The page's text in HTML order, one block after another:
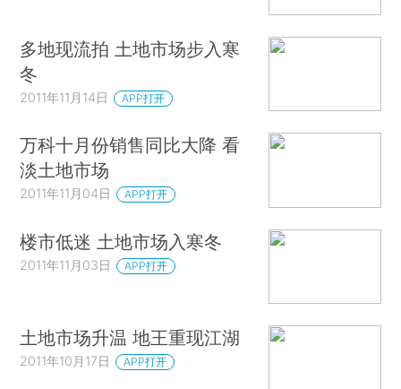
多地现流拍 土地市场步入寒
冬
2011年11月14日 APP打开
万科十月份销售同比大降 看
淡土地市场
2011年11月04日 APP打开
楼市低迷 土地市场入寒冬
2011年11月03日 APP打开
土地市场升温 地王重现江湖
2011年10月17日 APP打开